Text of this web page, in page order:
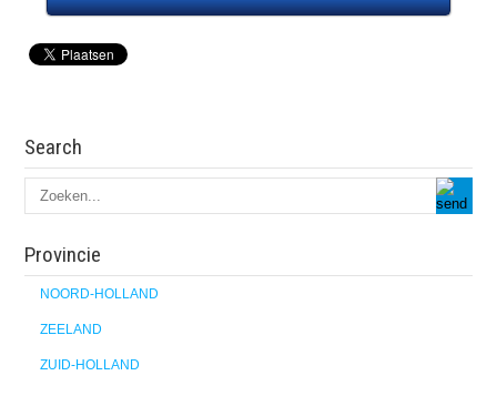
Search
Provincie
NOORD-HOLLAND
ZEELAND
ZUID-HOLLAND